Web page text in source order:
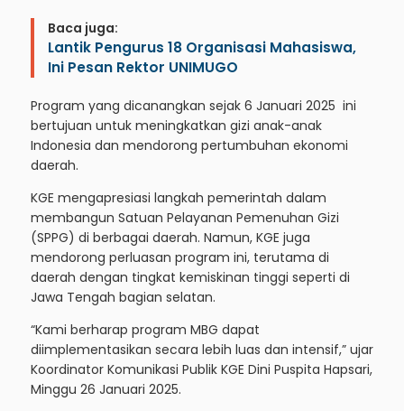
Baca juga:
Lantik Pengurus 18 Organisasi Mahasiswa,
Ini Pesan Rektor UNIMUGO
Program yang dicanangkan sejak 6 Januari 2025 ini
bertujuan untuk meningkatkan gizi anak-anak
Indonesia dan mendorong pertumbuhan ekonomi
daerah.
KGE mengapresiasi langkah pemerintah dalam
membangun Satuan Pelayanan Pemenuhan Gizi
(SPPG) di berbagai daerah. Namun, KGE juga
mendorong perluasan program ini, terutama di
daerah dengan tingkat kemiskinan tinggi seperti di
Jawa Tengah bagian selatan.
“Kami berharap program MBG dapat
diimplementasikan secara lebih luas dan intensif,” ujar
Koordinator Komunikasi Publik KGE Dini Puspita Hapsari,
Minggu 26 Januari 2025.